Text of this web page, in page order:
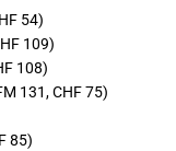
54)
109)
108)
131, CHF 75)
85)